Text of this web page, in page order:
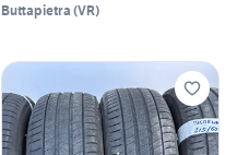
Buttapietra (VR)